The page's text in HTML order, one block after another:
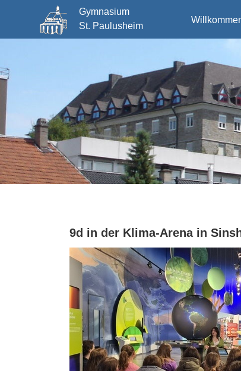
Gymnasium
St. Paulusheim
9d in der Klima-Arena in